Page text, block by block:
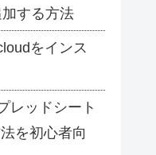
する方法
をインス
レッドシート
を初心者向